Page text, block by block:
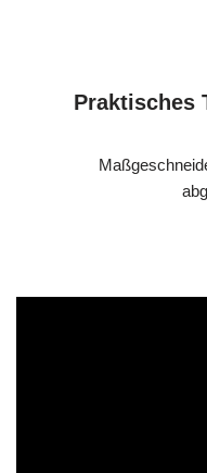
Praktisches